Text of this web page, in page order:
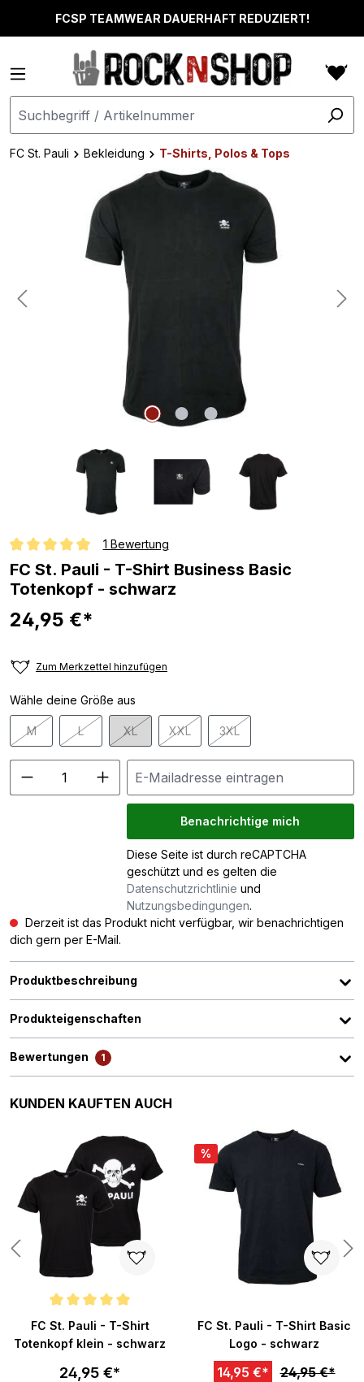
springenFCSP TEAMWEAR DAUERHAFT REDUZIERT!
FC St. Pauli Bekleidung
T-Shirts, Polos & Tops
Bildergalerie überspringen
Durchschnittliche Bewertung von 5 von 5 Sternen
1 Bewertung
FC St. Pauli - T-Shirt Business Basic
Totenkopf - schwarz
24,95 €*
Zum Merkzettel hinzufügen
Wähle deine Größe aus
M(Diese Option ist zurzeit nicht verfügbar.)
L(Diese Option ist zurzeit nicht verfügbar.)
XL(Diese Option ist zurzeit nicht verfügbar.)
XXL(Diese Option ist zurzeit nicht
3XL(Diese Option ist zurzeit
Benachrichtige mich
Diese Seite ist durch reCAPTCHA
geschützt und es gelten die
Datenschutzrichtlinie und
Nutzungsbedingungen.
Derzeit ist das Produkt nicht verfügbar, wir benachrichtigen
dich gern per E-Mail.
Produktbeschreibung
Produkteigenschaften
Bewertungen 1
Produktgalerie überspringen
KUNDEN KAUFTEN AUCH
Durchschnittliche Bewertung von 5 von 5 Sternen
FC St. Pauli - T-Shirt
Totenkopf klein - schwarz
24,95 €*
%
FC St. Pauli - T-Shirt Basic
Logo - schwarz
14,95 €* 24,95 €*